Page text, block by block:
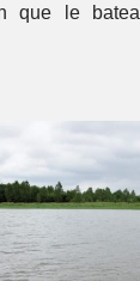
que le